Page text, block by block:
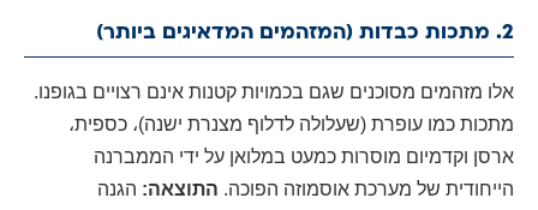
2. מתכות כבדות (המזהמים המדאיגים ביותר)
אלו מזהמים מסוכנים שגם בכמויות קטנות אינם רצויים בגופנו.
מתכות כמו עופרת (שעלולה לדלוף מצנרת ישנה)، כספית،
ארסן וקדמיום מוסרות כמעט במלואן על ידי הממברנה
הייחודית של מערכת אוסמוזה הפוכה. התוצאה: הגנה